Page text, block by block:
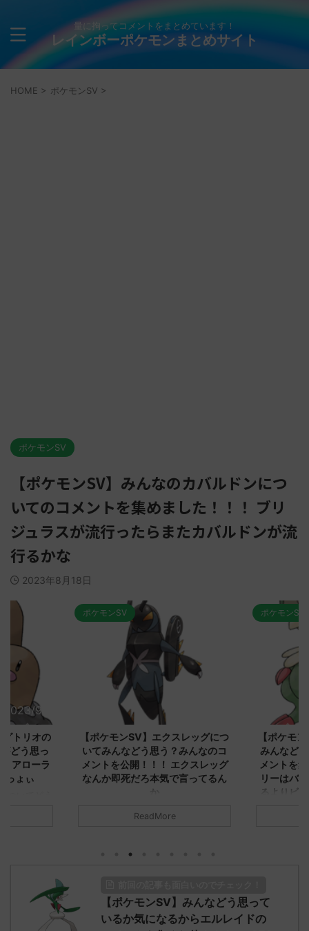
量に拘ってコメントをまとめています！
レインボーポケモンまとめサイト
HOME > ポケモンSV >
ポケモンSV
【ポケモンSV】みんなのカバルドンにつ
いてのコメントを集めました！！！ ブリ
ジュラスが流行ったらまたカバルドンが流
行るかな
2023年8月18日
2023/9/8
トリオの
どう思っ
アローラ
っょぃ
リージョ
ただダグト
ポケモンSV
【ポケモンSV】エクスレッグにつ
いてみんなどう思う？みんなのコ
メントを公開！！！ エクスレッグ
なんか即死だろ本気で言ってるん
か
う思ってる？ 初めの記事 元のス
01:07:00.69ID:oUI00NrJ0 エクスレ
ッグヘルムかっこいいから助かる 名
無しさん0971 0971 名無しさん、君に
ReadMore
ポケモンSV
【ポケモ
みんなど
メントを
リーはバ
るよりビ
2023/06/
【ポケモンSV】みんなどう思って
いるか気になるからエルレイドの